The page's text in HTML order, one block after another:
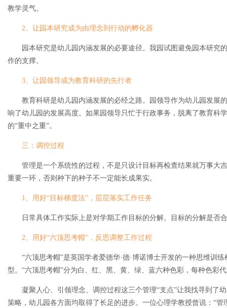
教学灵气。
2、让园本研究成为由理念到行动的孵化器
园本研究是幼儿园内涵发展的必要途径。我园试图避免园本研究
作的支撑。
3、让园领导成为教育科研的先行者
教育科研是幼儿园内涵发展的必经之路。园领导作为幼儿园发展
响了幼儿园的发展高度。如果园领导只忙于行政事务，脱离了教育科
的“重中之重”。
三：调控过程
管理是一个系统性的过程，不是只设计目标再检查结果就万事大
重要一环，否则种下的种子不一定能长成果实。
1、用好“目标梯度法”，层层落实工作任务
日常具体工作实际上是对学期工作目标的分解。目标的分解是否
2、用好“六顶思考帽”，反思调整工作过程
“六顶思考帽”是英国学者爱德华·德·博诺博士开发的一种思维训
型。“六顶思考帽”分为白、红、黑、黄、绿、蓝六种色彩，每种色彩
凝聚人心、引领理念、调控过程这三个管理“支点”让我找寻到了
策略，幼儿园各方面均取得了长足的进步。一位心理学教授曾说：“